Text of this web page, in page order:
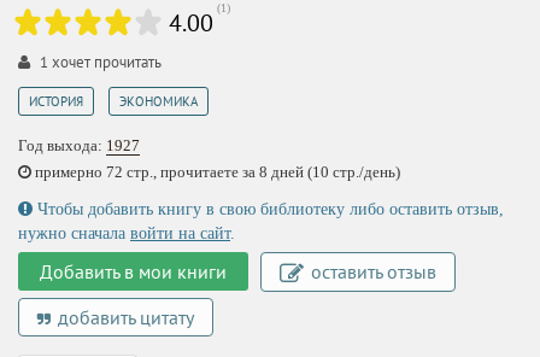
4.00 (1)
1 хочет прочитать
ИСТОРИЯ ЭКОНОМИКА
Год выхода: 1927
примерно 72 стр., прочитаете за 8 дней (10 стр./день)
Чтобы добавить книгу в свою библиотеку либо оставить отзыв,
нужно сначала войти на сайт.
Добавить в мои книги
оставить отзыв
добавить цитату